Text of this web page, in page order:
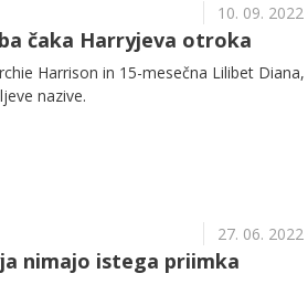
10. 09. 2022
čaka Harryjeva otroka
Harrison in 15-mesečna Lilibet Diana,
nazive.
27. 06. 2022
nimajo istega priimka